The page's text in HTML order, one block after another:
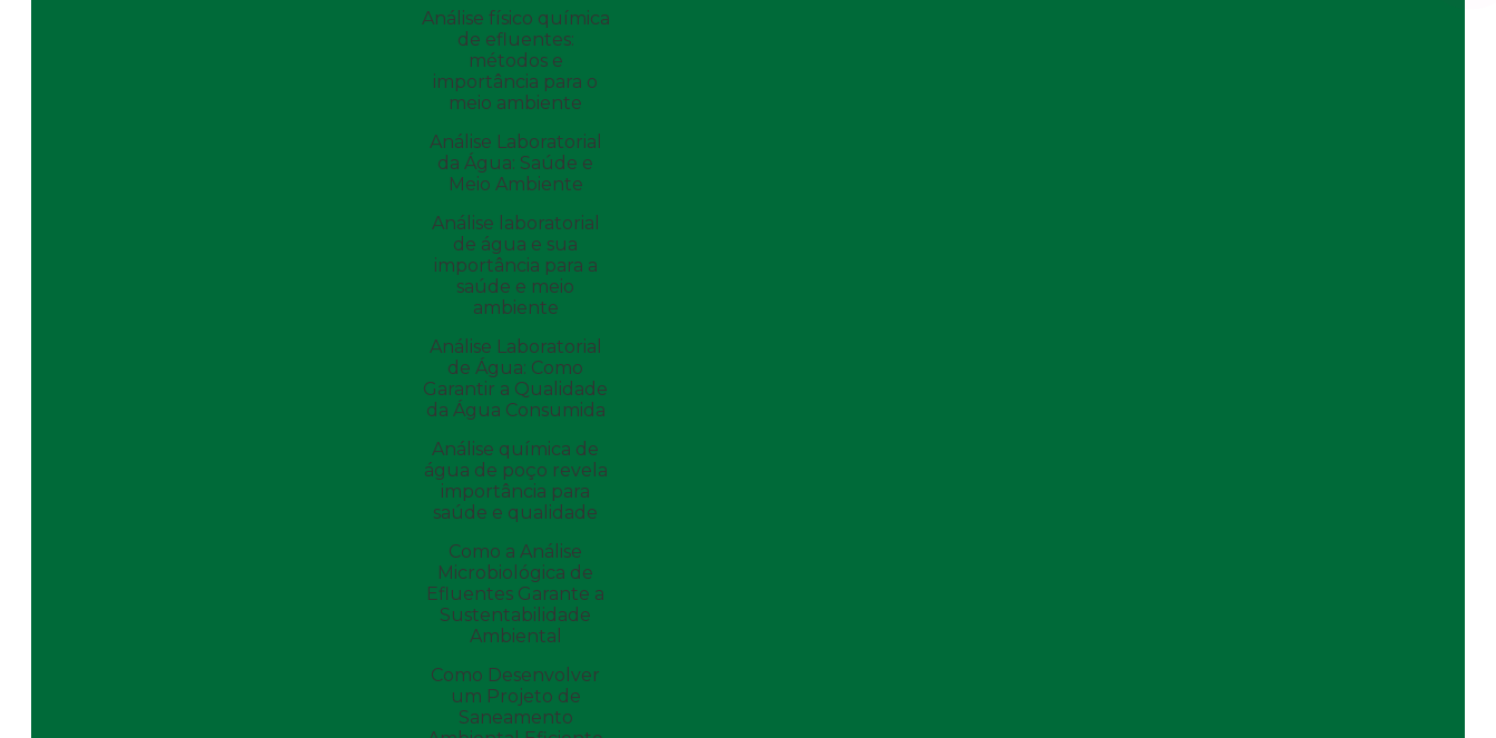
Análise físico química
de efluentes:
métodos e
importância para o
meio ambiente
Análise Laboratorial
da Água: Saúde e
Meio Ambiente
Análise laboratorial
de água e sua
importância para a
saúde e meio
ambiente
Análise Laboratorial
de Água: Como
Garantir a Qualidade
da Água Consumida
Análise química de
água de poço revela
importância para
saúde e qualidade
Como a Análise
Microbiológica de
Efluentes Garante a
Sustentabilidade
Ambiental
Como Desenvolver
um Projeto de
Saneamento